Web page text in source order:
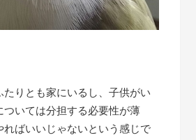
たりとも家にいるし、子供がい
ついては分担する必要性が薄
ればいいじゃないという感じで